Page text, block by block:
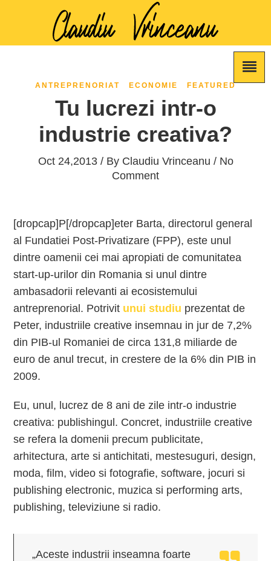
ANTREPRENORIAT ECONOMIE FEATURED
Tu lucrezi intr-o
industrie creativa?
Oct 24,2013 / By Claudiu Vrinceanu / No
Comment
[dropcap]P[/dropcap]eter Barta, directorul general
al Fundatiei Post-Privatizare (FPP), este unul
dintre oamenii cei mai apropiati de comunitatea
start-up-urilor din Romania si unul dintre
ambasadorii relevanti ai ecosistemului
antreprenorial. Potrivit unui studiu prezentat de
Peter, industriile creative insemnau in jur de 7,2%
din PIB-ul Romaniei de circa 131,8 miliarde de
euro de anul trecut, in crestere de la 6% din PIB in
2009.
Eu, unul, lucrez de 8 ani de zile intr-o industrie
creativa: publishingul. Concret, industriile creative
se refera la domenii precum publicitate,
arhitectura, arte si antichitati, mestesuguri, design,
moda, film, video si fotografie, software, jocuri si
publishing electronic, muzica si performing arts,
publishing, televiziune si radio.
„Aceste industrii inseamna foarte